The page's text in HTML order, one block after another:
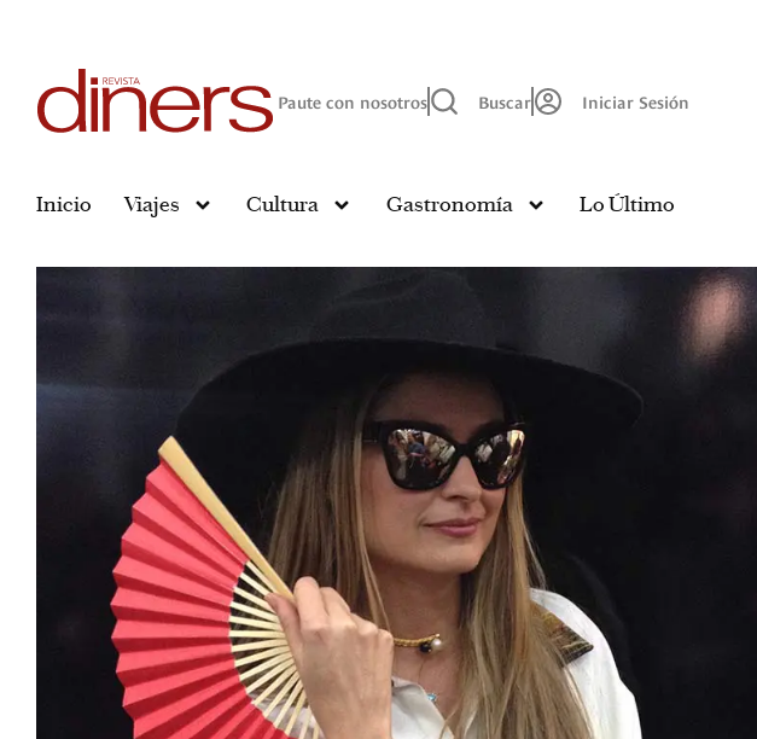
Paute con nosotros Buscar Iniciar Sesión
Inicio Viajes Cultura Gastronomía Lo Último